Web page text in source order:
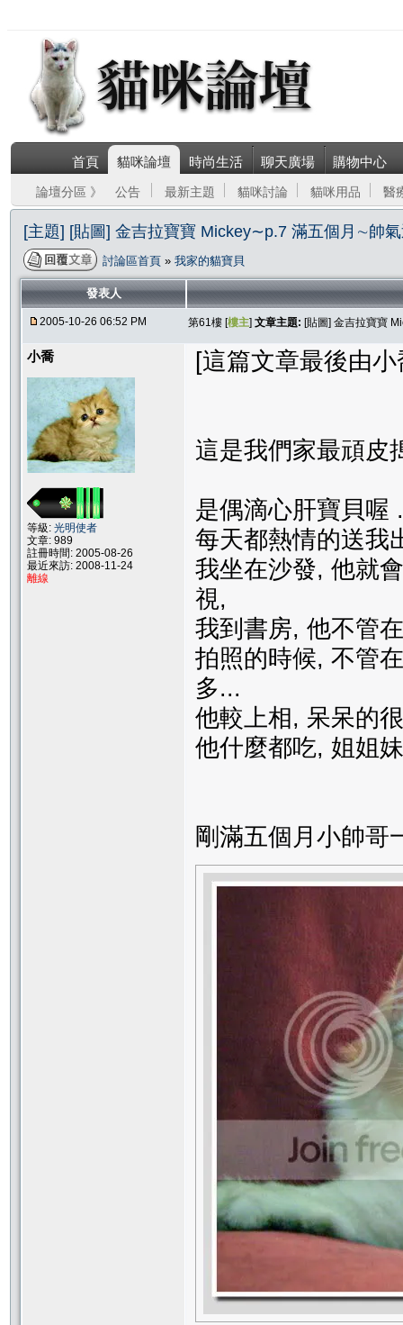
首頁 貓咪論壇 時尚生活 聊天廣場 購物中心
論壇分區 》 公告 最新主題 貓咪討論 貓咪用品 醫
[主題] [貼圖] 金吉拉寶寶 Mickey∼p.7 滿五個月∼帥
討論區首頁 » 我家的貓寶貝
發表人
2005-10-26 06:52 PM 第61樓 [樓主] 文章主題: [貼圖] 金吉拉寶寶
小喬
等級: 光明使者
文章: 989
註冊時間: 2005-08-26
最近來訪: 2008-11-24
離線
[這篇文章最後由
這是我們家最頑皮
是偶滴心肝寶貝
每天都熱情的送我
我坐在沙發, 他就
視,
我到書房, 他不管
拍照的時候, 不管
多...
他較上相, 呆呆的
他什麼都吃, 姐姐
剛滿五個月小帥哥